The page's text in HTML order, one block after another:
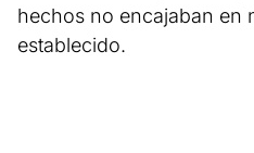
hechos no encajaban en
establecido.